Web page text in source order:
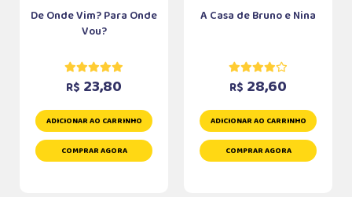
De Onde Vim? Para Onde
Vou?
R$ 23,80
ADICIONAR AO CARRINHO
COMPRAR AGORA
A Casa de Bruno e Nina
R$ 28,60
ADICIONAR AO CARRINHO
COMPRAR AGORA